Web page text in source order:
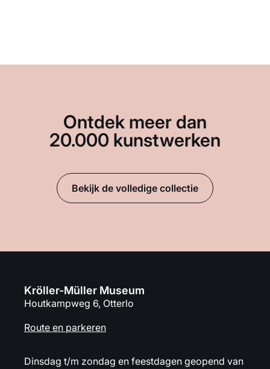
Ontdek meer dan
20.000 kunstwerken
Bekijk de volledige collectie
Kröller-Müller Museum
Houtkampweg 6, Otterlo
Route en parkeren
Dinsdag t/m zondag en feestdagen geopend van